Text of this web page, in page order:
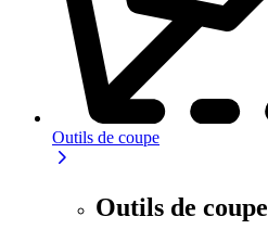
Outils de coupe
Outils de coupe